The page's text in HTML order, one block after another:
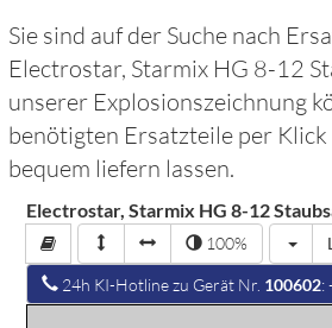
Sie sind auf der Suche nach
Electrostar, Starmix HG 8-12
unserer Explosionszeichnung
benötigten Ersatzteile per
bequem liefern lassen.
Electrostar, Starmix HG 8-12
100%
24h KI-Hotline zu Gerät Nr. 100602: